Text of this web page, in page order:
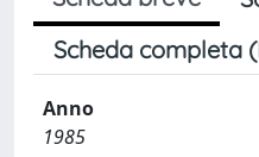
Scheda completa
Anno
1985